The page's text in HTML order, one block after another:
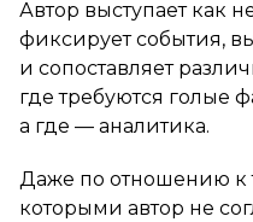
Автор выступает как
фиксирует события,
и сопоставляет
где требуются голые
а где — аналитика.
Даже по отношению к
которыми автор не